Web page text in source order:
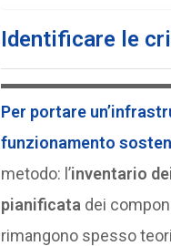
Identificare le
Per portare
funzionamento
metodo: l’inventario
pianificata dei
rimangono spesso